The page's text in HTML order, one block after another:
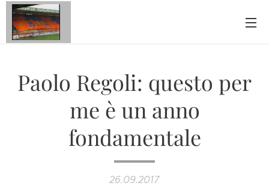
Paolo Regoli: questo per
me è un anno
fondamentale
26.09.2017